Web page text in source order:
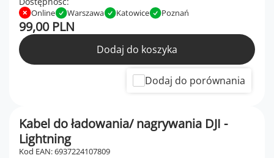
Online Warszawa Katowice Poznań
99,00 PLN
Dodaj do koszyka
Dodaj do porównania
Kabel do ładowania/ nagrywania DJI -
Lightning
Kod EAN: 6937224107809